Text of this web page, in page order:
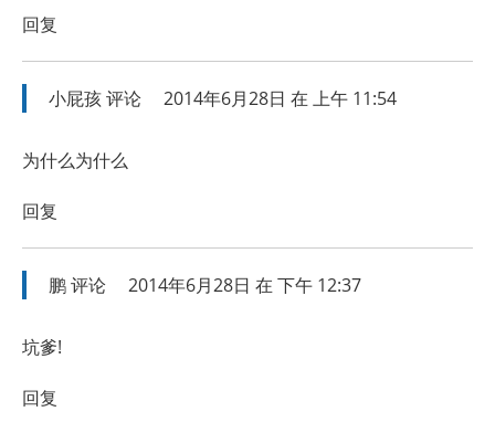
回复
小屁孩评论 2014年6月28日 在 上午 11:54
为什么为什么
回复
鹏评论 2014年6月28日 在 下午 12:37
坑爹!
回复